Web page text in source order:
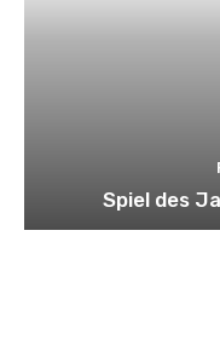
Spiel des